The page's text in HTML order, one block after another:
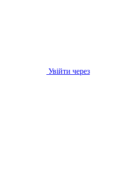
Увійти через